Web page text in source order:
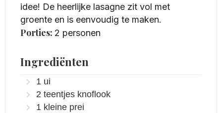
idee! De heerlijke lasagne zit vol met
groente en is eenvoudig te maken.
Porties: 2 personen
Ingrediënten
1 ui
2 teentjes knoflook
1 kleine prei